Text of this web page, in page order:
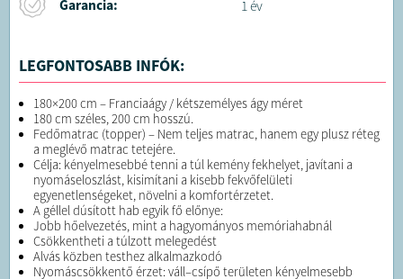
Garancia: 1 év
LEGFONTOSABB INFÓK:
180×200 cm – Franciaágy / kétszemélyes ágy méret
180 cm széles, 200 cm hosszú.
Fedőmatrac (topper) – Nem teljes matrac, hanem egy plusz réteg
a meglévő matrac tetejére.
Célja: kényelmesebbé tenni a túl kemény fekhelyet, javítani a
nyomáseloszlást, kisimítani a kisebb fekvőfelületi
egyenetlenségeket, növelni a komfortérzetet.
A géllel dúsított hab egyik fő előnye:
Jobb hőelvezetés, mint a hagyományos memóriahabnál
Csökkentheti a túlzott melegedést
Alvás közben testhez alkalmazkodó
Nyomáscsökkentő érzet: váll–csípő területen kényelmesebb